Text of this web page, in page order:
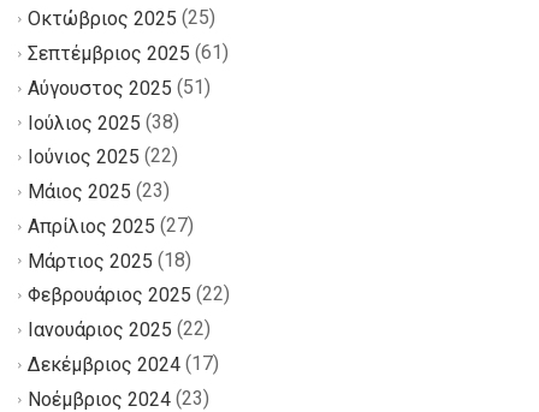
Οκτώβριος 2025 (25)
Σεπτέμβριος 2025 (61)
Αύγουστος 2025 (51)
Ιούλιος 2025 (38)
Ιούνιος 2025 (22)
Μάιος 2025 (23)
Απρίλιος 2025 (27)
Μάρτιος 2025 (18)
Φεβρουάριος 2025 (22)
Ιανουάριος 2025 (22)
Δεκέμβριος 2024 (17)
Νοέμβριος 2024 (23)